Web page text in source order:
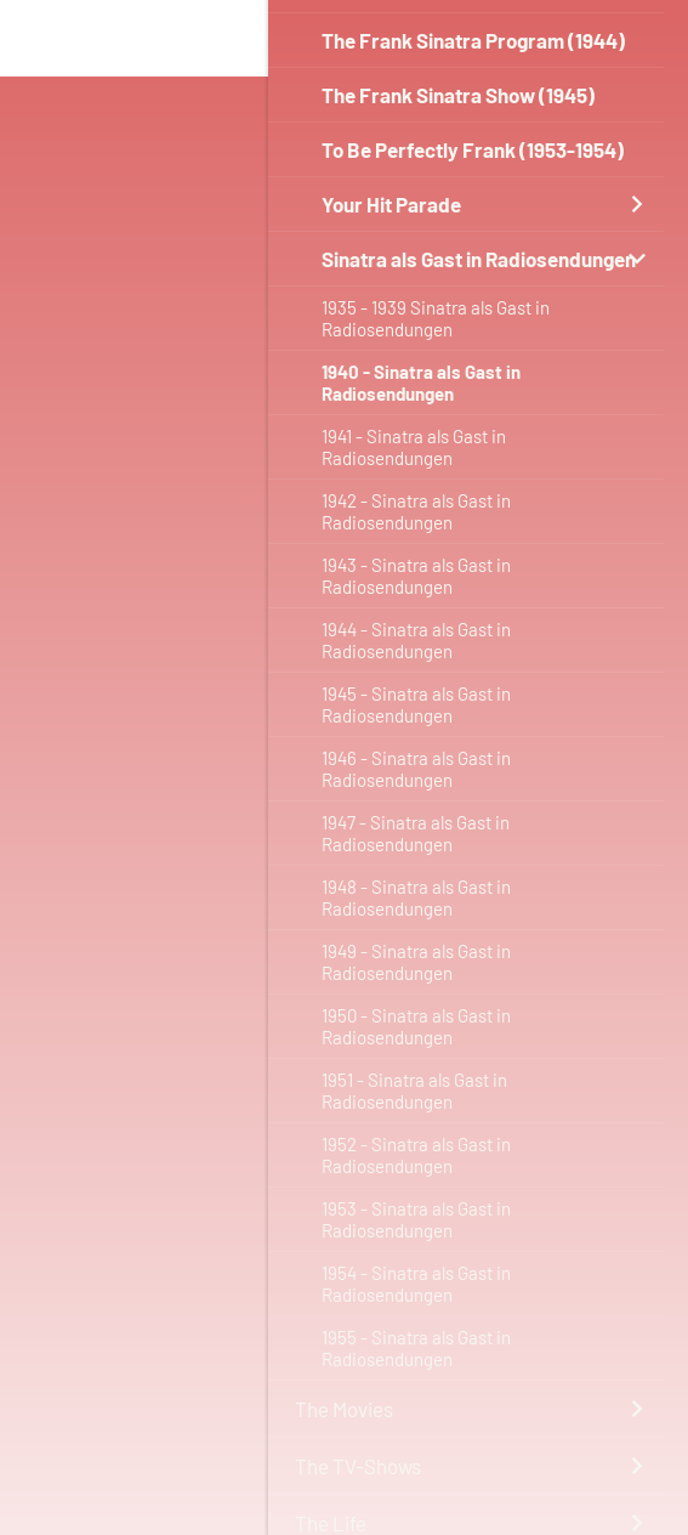
The Frank Sinatra Program (1944)
The Frank Sinatra Show (1945)
To Be Perfectly Frank (1953-1954)
Your Hit Parade
Sinatra als Gast in Radiosendungen
1935 - 1939 Sinatra als Gast in
Radiosendungen
1940 - Sinatra als Gast in
Radiosendungen
1941 - Sinatra als Gast in
Radiosendungen
1942 - Sinatra als Gast in
Radiosendungen
1943 - Sinatra als Gast in
Radiosendungen
1944 - Sinatra als Gast in
Radiosendungen
1945 - Sinatra als Gast in
Radiosendungen
1946 - Sinatra als Gast in
Radiosendungen
1947 - Sinatra als Gast in
Radiosendungen
1948 - Sinatra als Gast in
Radiosendungen
1949 - Sinatra als Gast in
Radiosendungen
1950 - Sinatra als Gast in
Radiosendungen
1951 - Sinatra als Gast in
Radiosendungen
1952 - Sinatra als Gast in
Radiosendungen
1953 - Sinatra als Gast in
Radiosendungen
1954 - Sinatra als Gast in
Radiosendungen
1955 - Sinatra als Gast in
Radiosendungen
The Movies